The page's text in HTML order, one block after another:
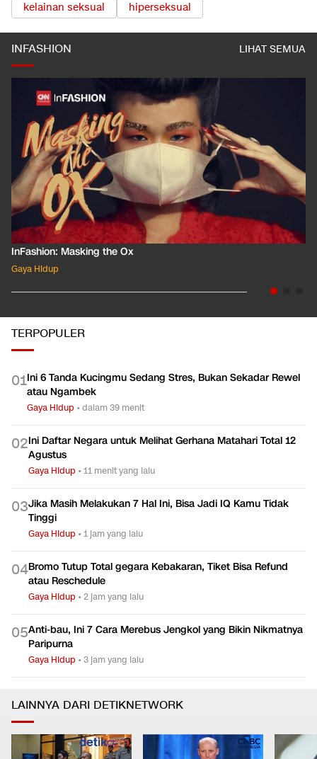
kelainan seksual hiperseksual
INFASHION LIHAT SEMUA
InFashion: Masking the Ox
Gaya Hidup
TERPOPULER
01Ini 6 Tanda Kucingmu Sedang Stres, Bukan Sekadar Rewel
atau Ngambek
Gaya Hidup •dalam 39 menit
02Ini Daftar Negara untuk Melihat Gerhana Matahari Total 12
Agustus
Gaya Hidup •11 menit yang lalu
03Jika Masih Melakukan 7 Hal Ini, Bisa Jadi IQ Kamu Tidak
Tinggi
Gaya Hidup •1 jam yang lalu
04Bromo Tutup Total gegara Kebakaran, Tiket Bisa Refund
atau Reschedule
Gaya Hidup •2 jam yang lalu
05Anti-bau, Ini 7 Cara Merebus Jengkol yang Bikin Nikmatnya
Paripurna
Gaya Hidup •3 jam yang lalu
LAINNYA DARI DETIKNETWORK